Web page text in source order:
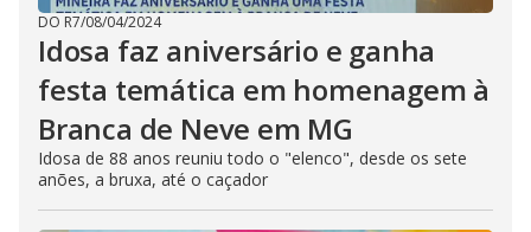
DO R7/08/04/2024
Idosa faz aniversário e ganha
festa temática em homenagem à
Branca de Neve em MG
Idosa de 88 anos reuniu todo o "elenco", desde os sete
anões, a bruxa, até o caçador